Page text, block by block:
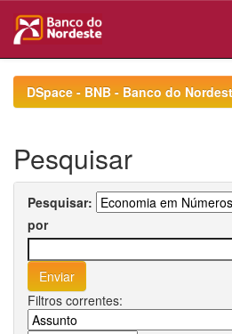
navigationDSpace - BNB - Banco do
Pesquisar
Pesquisar:
por
Filtros correntes: